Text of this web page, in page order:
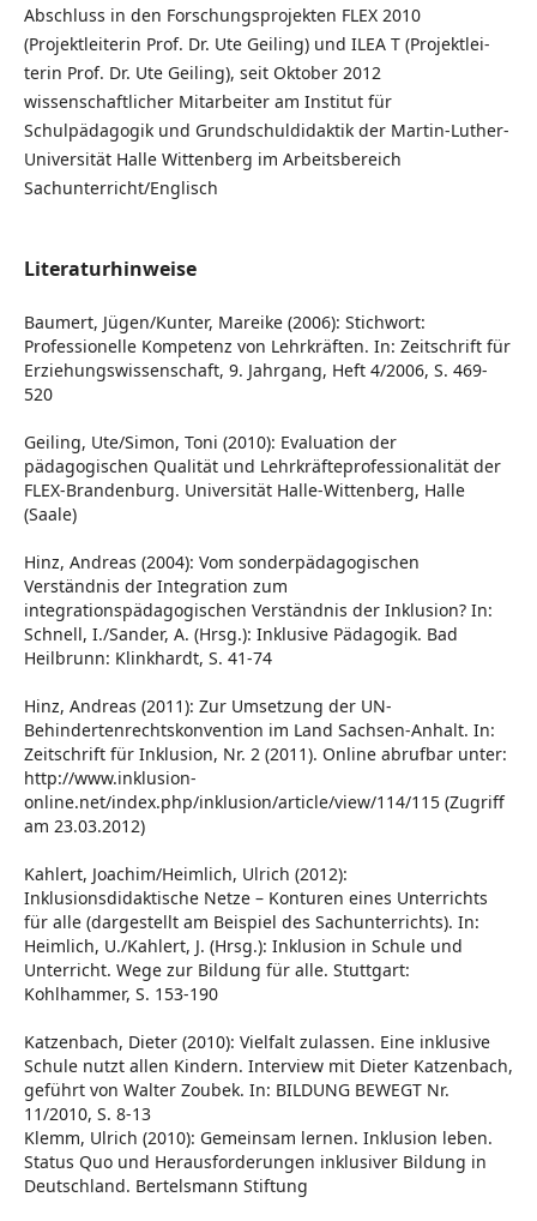
Abschluss in den Forschungsprojekten FLEX 2010
(Projektleiterin Prof. Dr. Ute Geiling) und ILEA T (Projektlei-
terin Prof. Dr. Ute Geiling), seit Oktober 2012
wissenschaftlicher Mitarbeiter am Institut für
Schulpädagogik und Grundschuldidaktik der Martin-Luther-
Universität Halle Wittenberg im Arbeitsbereich
Sachunterricht/Englisch
Literaturhinweise
Baumert, Jügen/Kunter, Mareike (2006): Stichwort:
Professionelle Kompetenz von Lehrkräften. In: Zeitschrift für
Erziehungswissenschaft, 9. Jahrgang, Heft 4/2006, S. 469-
520
Geiling, Ute/Simon, Toni (2010): Evaluation der
pädagogischen Qualität und Lehrkräfteprofessionalität der
FLEX-Brandenburg. Universität Halle-Wittenberg, Halle
(Saale)
Hinz, Andreas (2004): Vom sonderpädagogischen
Verständnis der Integration zum
integrationspädagogischen Verständnis der Inklusion? In:
Schnell, I./Sander, A. (Hrsg.): Inklusive Pädagogik. Bad
Heilbrunn: Klinkhardt, S. 41-74
Hinz, Andreas (2011): Zur Umsetzung der UN-
Behindertenrechtskonvention im Land Sachsen-Anhalt. In:
Zeitschrift für Inklusion, Nr. 2 (2011). Online abrufbar unter:
http://www.inklusion-
online.net/index.php/inklusion/article/view/114/115 (Zugriff
am 23.03.2012)
Kahlert, Joachim/Heimlich, Ulrich (2012):
Inklusionsdidaktische Netze – Konturen eines Unterrichts
für alle (dargestellt am Beispiel des Sachunterrichts). In:
Heimlich, U./Kahlert, J. (Hrsg.): Inklusion in Schule und
Unterricht. Wege zur Bildung für alle. Stuttgart:
Kohlhammer, S. 153-190
Katzenbach, Dieter (2010): Vielfalt zulassen. Eine inklusive
Schule nutzt allen Kindern. Interview mit Dieter Katzenbach,
geführt von Walter Zoubek. In: BILDUNG BEWEGT Nr.
11/2010, S. 8-13
Klemm, Ulrich (2010): Gemeinsam lernen. Inklusion leben.
Status Quo und Herausforderungen inklusiver Bildung in
Deutschland. Bertelsmann Stiftung